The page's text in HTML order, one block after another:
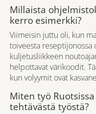
Millaista
kerro esimerkki?
Viimeisin juttu oli, kun
toiveesta reseptijonossa
kuljetusliikkeen
helpottavat värikoodit.
kun volyymit ovat
Miten työ
tehtävästä työstä?